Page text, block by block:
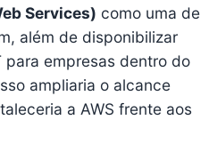
Services) como uma de
além de disponibilizar
para empresas dentro do
ampliaria o alcance
a AWS frente aos